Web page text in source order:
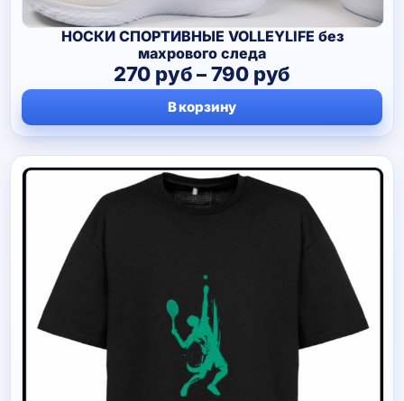
НОСКИ СПОРТИВНЫЕ VOLLEYLIFE без
махрового следа
270 руб–790 руб
цен:
270 руб
–
790 руб
В корзину